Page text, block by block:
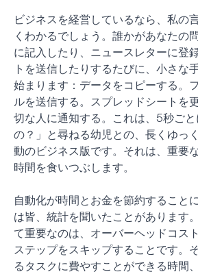
ビジネスを経営しているなら、私の
くわかるでしょう。誰かがあなたの
に記入したり、ニュースレターに登
トを送信したりするたびに、小さな
始まります：データをコピーする。
ルを送信する。スプレッドシートを
切な人に通知する。これは、5秒ご
の？」と尋ねる幼児との、長くゆっ
動のビジネス版です。それは、重要
時間を食いつぶします。
自動化が時間とお金を節約すること
は皆、統計を聞いたことがあります
て重要なのは、オーバーヘッドコス
ステップをスキップすることです。
るタスクに費やすことができる時間